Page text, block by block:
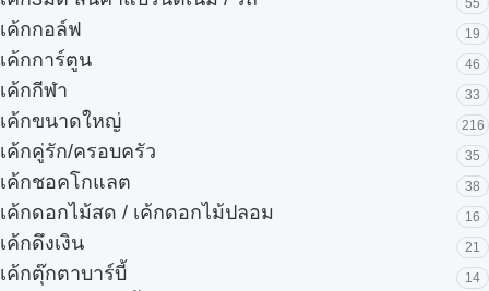
55
เค้กกอล์ฟ 19
เค้กการ์ตูน 46
เค้กกีฬา 33
เค้กขนาดใหญ่ 216
เค้กคู่รัก/ครอบครัว 35
เค้กชอคโกแลต 38
เค้กดอกไม้สด / เค้กดอกไม้ปลอม 16
เค้กดึงเงิน 21
เค้กตุ๊กตาบาร์บี้ 14